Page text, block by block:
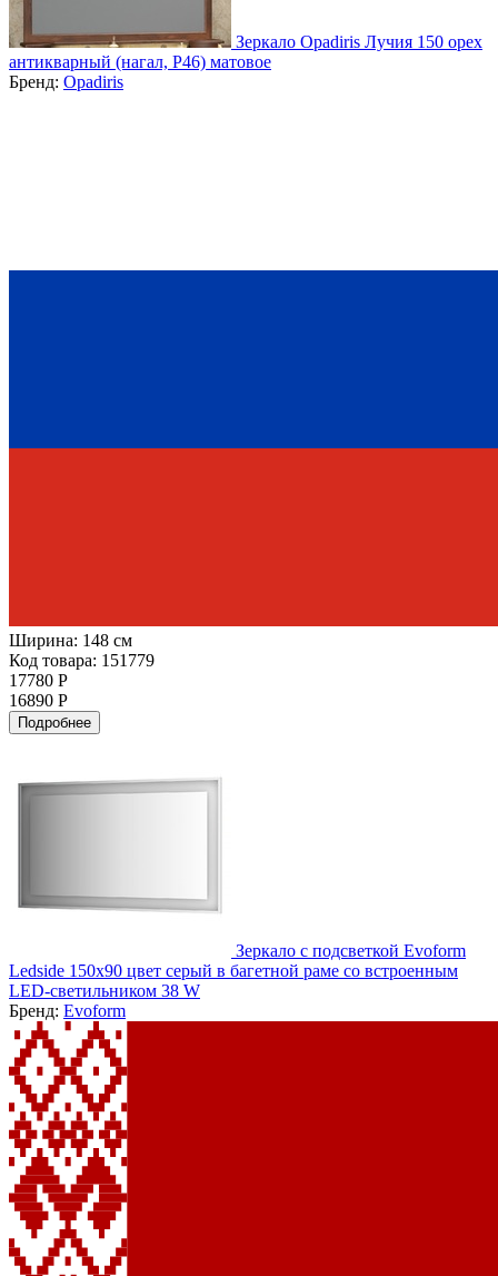
Зеркало Opadiris Лучия 150 орех
антикварный (нагал, Р46) матовое
Бренд: Opadiris
Ширина: 148 см
Код товара: 151779
17780 Р
16890 Р
Подробнее
Зеркало с подсветкой Evoform
Ledside 150x90 цвет серый в багетной раме со встроенным
LED-светильником 38 W
Бренд: Evoform